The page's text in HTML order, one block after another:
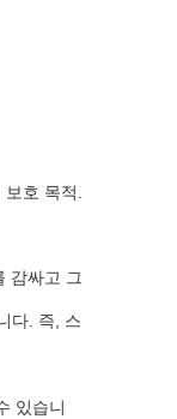
호 목적.
감싸고 그
다. 즉, 스
있습니